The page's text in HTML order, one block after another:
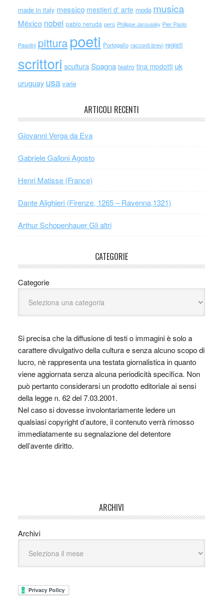
made in italy messico mestieri d' arte moda musica
México nobel pablo neruda perù Philippe Jaroussky Pier Paolo
Pasolini pitturapoeti Portogallo racconti brevi registi
scrittori scultura Spagna teatro tina modotti uk
uruguay usa varie
ARTICOLI RECENTI
Giovanni Verga da Eva
Gabriele Galloni Agosto
Henri Matisse (France)
Dante Alighieri (Firenze, 1265 – Ravenna,1321)
Arthur Schopenhauer Gli altri
CATEGORIE
Categorie
Si precisa che la diffusione di testi o immagini è solo a
carattere divulgativo della cultura e senza alcuno scopo di
lucro, nè rappresenta una testata giornalistica in quanto
viene aggiornata senza alcuna periodicità specifica. Non
può pertanto considerarsi un prodotto editoriale ai sensi
della legge n. 62 del 7.03.2001.
Nel caso si dovesse involontariamente ledere un
qualsiasi copyright d’autore, il contenuto verrà rimosso
immediatamente su segnalazione del detentore
dell’avente diritto.
ARCHIVI
Archivi